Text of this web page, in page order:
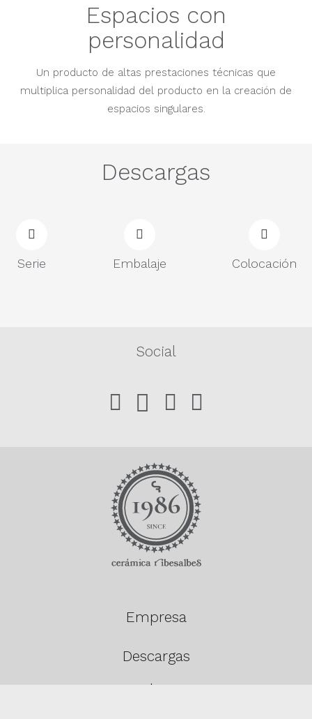
Espacios con
personalidad
Un producto de altas prestaciones técnicas que
multiplica personalidad del producto en la creación de
espacios singulares.
Descargas
Serie Embalaje Colocación
Social
Empresa
Descargas
Productos